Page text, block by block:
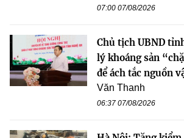
07:00 07/08/2026
Chủ tịch UBND
lý khoáng sản
để ách tắc nguồn
Văn Thanh
06:37 07/08/2026